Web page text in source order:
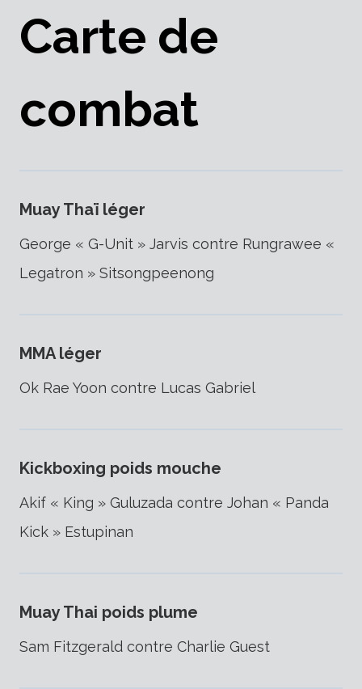
Carte de
combat
Muay Thaï léger
George « G-Unit » Jarvis contre Rungrawee «
Legatron » Sitsongpeenong
MMA léger
Ok Rae Yoon contre Lucas Gabriel
Kickboxing poids mouche
Akif « King » Guluzada contre Johan « Panda
Kick » Estupinan
Muay Thai poids plume
Sam Fitzgerald contre Charlie Guest